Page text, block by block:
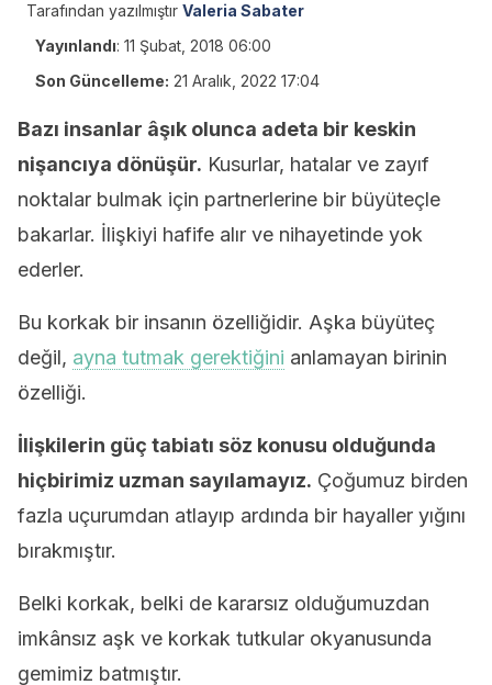
Tarafından yazılmıştır Valeria Sabater
Yayınlandı: 11 Şubat, 2018 06:00
Son Güncelleme: 21 Aralık, 2022 17:04
Bazı insanlar âşık olunca adeta bir keskin
nişancıya dönüşür. Kusurlar, hatalar ve zayıf
noktalar bulmak için partnerlerine bir büyüteçle
bakarlar. İlişkiyi hafife alır ve nihayetinde yok
ederler.
Bu korkak bir insanın özelliğidir. Aşka büyüteç
değil, ayna tutmak gerektiğini anlamayan birinin
özelliği.
İlişkilerin güç tabiatı söz konusu olduğunda
hiçbirimiz uzman sayılamayız. Çoğumuz birden
fazla uçurumdan atlayıp ardında bir hayaller yığını
bırakmıştır.
Belki korkak, belki de kararsız olduğumuzdan
imkânsız aşk ve korkak tutkular okyanusunda
gemimiz batmıştır.